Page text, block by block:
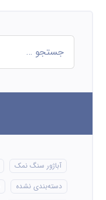
آباژور سنگ نمک
دسته‌بندی نشده